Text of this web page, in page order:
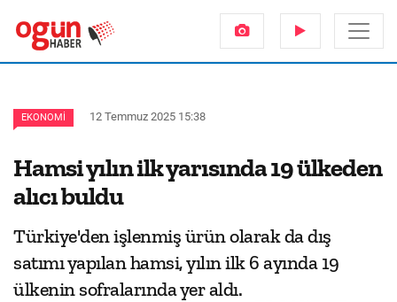
EKONOMI 12 Temmuz 2025 15:38
Hamsi yılın ilk yarısında 19 ülkeden
alıcı buldu
Türkiye'den işlenmiş ürün olarak da dış
satımı yapılan hamsi, yılın ilk 6 ayında 19
ülkenin sofralarında yer aldı.